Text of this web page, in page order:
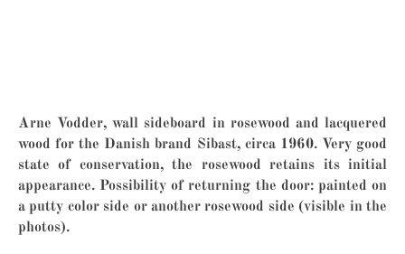
Arne Vodder, wall sideboard in rosewood and lacquered
wood for the Danish brand Sibast, circa 1960. Very good
state of conservation, the rosewood retains its initial
appearance. Possibility of returning the door: painted on
a putty color side or another rosewood side (visible in the
photos).